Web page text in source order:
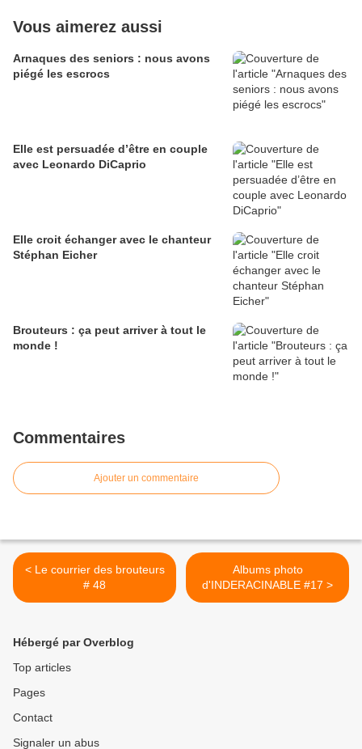
Vous aimerez aussi
Arnaques des seniors : nous avons
piégé les escrocs
Elle est persuadée d’être en couple
avec Leonardo DiCaprio
Elle croit échanger avec le chanteur
Stéphan Eicher
Brouteurs : ça peut arriver à tout le
monde !
Commentaires
Ajouter un commentaire
< Le courrier des brouteurs
# 48
Albums photo
d'INDERACINABLE #17 >
Hébergé par Overblog
Top articles
Pages
Contact
Signaler un abus